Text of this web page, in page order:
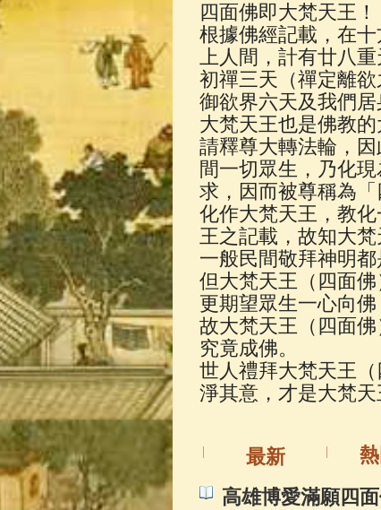
佛典故事(37)
四面佛即大梵天王！
根據佛經記載，在
上人間，計有廿八
初禪三天（禪定離
御欲界六天及我們居
大梵天王也是佛教
請釋尊大轉法輪，
間一切眾生，乃化
求，因而被尊稱為
化作大梵天王，教
王之記載，故知大梵
一般民間敬拜神明都
但大梵天王（四面
更期望眾生一心向
故大梵天王（四面
究竟成佛。
世人禮拜大梵天王
淨其意，才是大梵天
最新
高雄博愛滿願四